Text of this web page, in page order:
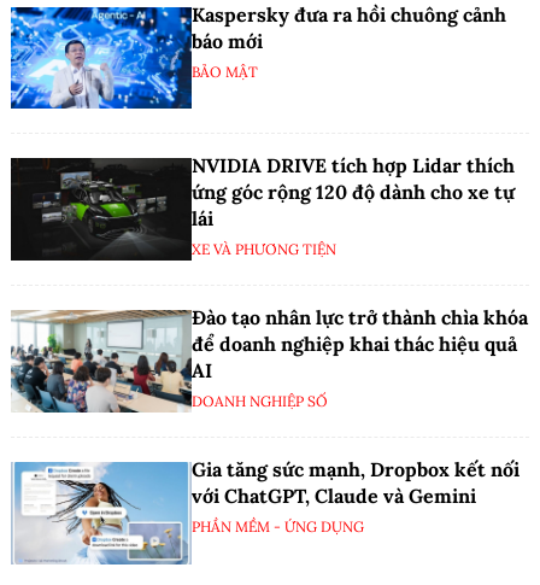
Kaspersky đưa ra hồi chuông cảnh
báo mới
BẢO MẬT
NVIDIA DRIVE tích hợp Lidar thích
ứng góc rộng 120 độ dành cho xe tự
lái
XE VÀ PHƯƠNG TIỆN
Đào tạo nhân lực trở thành chìa khóa
để doanh nghiệp khai thác hiệu quả
AI
DOANH NGHIỆP SỐ
Gia tăng sức mạnh, Dropbox kết nối
với ChatGPT, Claude và Gemini
PHẦN MỀM - ỨNG DỤNG